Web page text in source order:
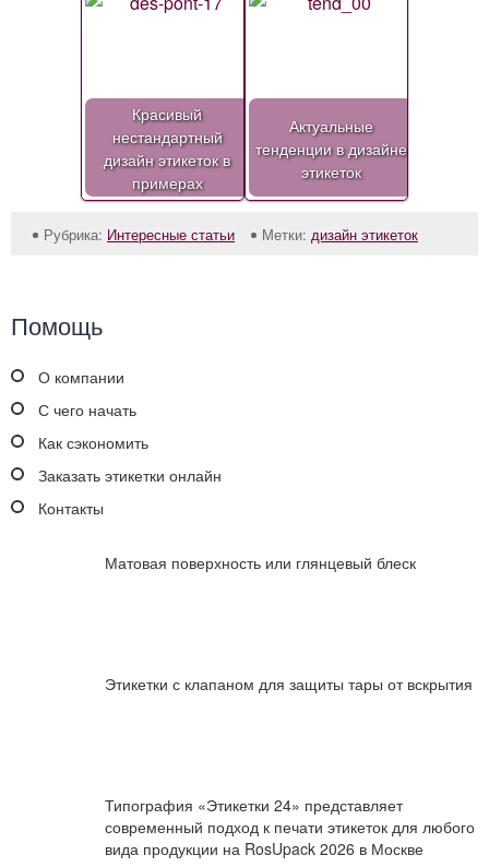
Красивый
нестандартный
дизайн этикеток в
примерах
Актуальные
тенденции в дизайне
этикеток
Рубрика: Интересные статьи Метки: дизайн этикеток
Помощь
О компании
С чего начать
Как сэкономить
Заказать этикетки онлайн
Контакты
Матовая поверхность или глянцевый блеск
Этикетки с клапаном для защиты тары от вскрытия
Типография «Этикетки 24» представляет
современный подход к печати этикеток для любого
вида продукции на RosUpack 2026 в Москве